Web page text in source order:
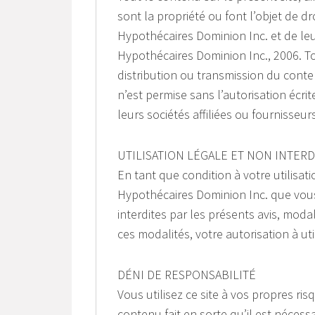
sont la propriété ou font l’objet de
Hypothécaires Dominion Inc. et de
Hypothécaires Dominion Inc., 2006.
distribution ou transmission du
n’est permise sans l’autorisation
leurs sociétés affiliées ou
UTILISATION LÉGALE ET NON
En tant que condition à votre
Hypothécaires Dominion Inc. que
interdites par les présents avis,
ces modalités, votre autorisation à
DÉNI DE RESPONSABILITÉ
Vous utilisez ce site à vos propres